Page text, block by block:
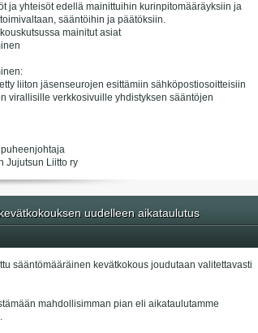
ja yhteisöt edellä mainittuihin kurinpitomääräyksiin ja
sääntöihin ja päätöksiin.
mainitut asiat
liiton jäsenseurojen esittämiin sähköpostiosoitteisiin
virallisille verkkosivuille yhdistyksen sääntöjen
Jujutsun Liitto ry
uudelleen aikataulutus
sääntömääräinen kevätkokous joudutaan valitettavasti
mahdollisimman pian eli aikataulutamme